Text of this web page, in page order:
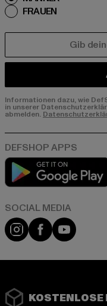
FRAUEN
Informationen dazu, wie
in unserer
abmelden.
Instagram
FacebookYouTube
KOSTENLOSE